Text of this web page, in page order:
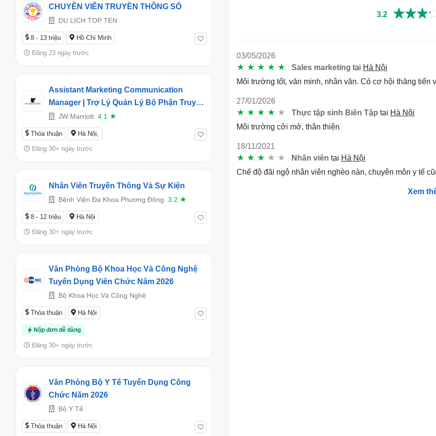
CHUYÊN VIÊN TRUYỀN THÔNG SỐ
DU LỊCH TOP TEN
8 - 13 triệu Hồ Chí Minh
Đăng 23 ngày trước
Assistant Marketing Communication
Manager | Trợ Lý Quản Lý Bộ Phận Truyền
Thông
JW Marriott 4.1 ★
Thỏa thuận Hà Nội,
Đăng 30+ ngày trước
Nhân Viên Truyền Thông Và Sự Kiện
Bệnh Viện Đa Khoa Phương Đông 3.2 ★
8 - 12 triệu Hà Nội
Đăng 30+ ngày trước
Văn Phòng Bộ Khoa Học Và Công Nghệ
Tuyển Dụng Viên Chức Năm 2026
Bộ Khoa Học Và Công Nghệ
Thỏa thuận Hà Nội
Nộp đơn dễ dàng
Đăng 30+ ngày trước
Văn Phòng Bộ Y Tế Tuyển Dụng Công
Chức Năm 2026
Bộ Y Tế
Thỏa thuận Hà Nội
Du lịch hàng năm
Thành lập năm 2006
Mission
Được xây dựng và thành lập bởi Công ty TNHH
đoàn Intracom, Bệnh viện Đa khoa Phương
lực tài chính, bộ máy con người, cơ sở vật chất,
Với phương châm chia sẻ giá trị tốt đẹp cho xã
3.2
03/05/2026
★ ★ ★ ★ ★ Sales marketing tại Hà Nội
Môi trường tốt, văn minh, nhân văn. Có cơ hội thăng tiến
27/01/2026
★ ★ ★ ★ ★ Thực tập sinh Biên Tập tại Hà Nội
Môi trường cởi mở, thân thiện
18/11/2021
★ ★ ★ ★ ★ Nhân viên tại Hà Nội
Chế độ đãi ngộ nhân viên nghèo nàn, chuyên môn y tế
Xem